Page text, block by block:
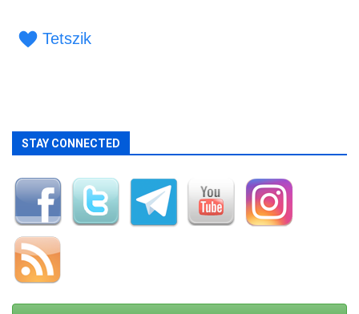
Tetszik
STAY CONNECTED